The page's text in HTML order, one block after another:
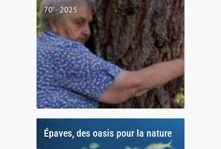
70' - 2025
Épaves, des oasis pour la nature